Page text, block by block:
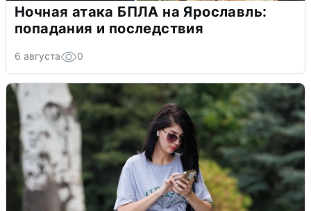
Ночная атака БПЛА на Ярославль:
попадания и последствия
6 августа 0